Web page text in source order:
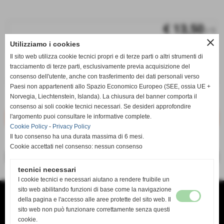
€ 13,50
iva inc.
q.tà
remove_circle add_circle
PAEU0072
Disponibile
TANDA SERVICE di TANDA MAURO
VIA DEL RISORGIMENTO 138 B
TEL. 070 4618636
close
Utilizziamo i cookies
Il sito web utilizza cookie tecnici propri e di terze parti o altri strumenti di
tracciamento di terze parti, esclusivamente previa acquisizione del
consenso dell'utente, anche con trasferimento dei dati personali verso
Paesi non appartenenti allo Spazio Economico Europeo (SEE, ossia UE +
Norvegia, Liechtenstein, Islanda). La chiusura del banner comporta il
consenso ai soli cookie tecnici necessari. Se desideri approfondire
l'argomento puoi consultare le informative complete.
Cookie Policy - Privacy Policy
Il tuo consenso ha una durata massima di 6 mesi.
Cookie accettati nel consenso: nessun consenso
tecnici necessari
I cookie tecnici e necessari aiutano a rendere fruibile un
sito web abilitando funzioni di base come la navigazione
della pagina e l'accesso alle aree protette del sito web. Il
sito web non può funzionare correttamente senza questi
cookie.